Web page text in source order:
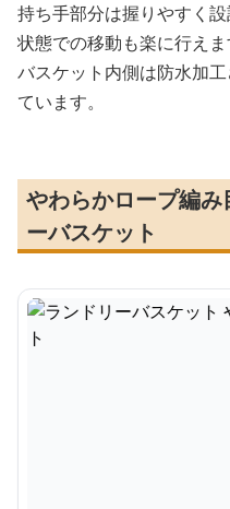
持ち手部分は握りやすく
状態での移動も楽に行えま
バスケット内側は防水加
ています。
やわらかロープ編
ーバスケット